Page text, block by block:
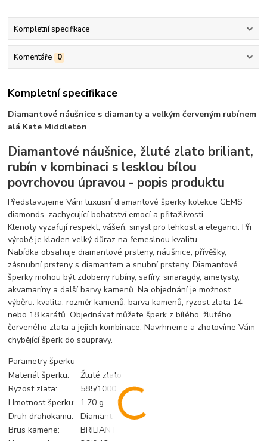
Kompletní specifikace
Komentáře 0
Kompletní specifikace
Diamantové náušnice s diamanty a velkým červeným rubínem
alá Kate Middleton
Diamantové náušnice, žluté zlato briliant,
rubín v kombinaci s lesklou bílou
povrchovou úpravou - popis produktu
Představujeme Vám luxusní diamantové šperky kolekce GEMS
diamonds, zachycující bohatství emocí a přitažlivosti.
Klenoty vyzařují respekt, vášeň, smysl pro lehkost a eleganci. Při
výrobě je kladen velký důraz na řemeslnou kvalitu.
Nabídka obsahuje diamantové prsteny, náušnice, přívěšky,
zásnubní prsteny s diamantem a snubní prsteny. Diamantové
šperky mohou být zdobeny rubíny, safíry, smaragdy, ametysty,
akvamaríny a další barvy kamenů. Na objednání je možnost
výběru: kvalita, rozměr kamenů, barva kamenů, ryzost zlata 14
nebo 18 karátů. Objednávat můžete šperk z bílého, žlutého,
červeného zlata a jejich kombinace. Navrhneme a zhotovíme Vám
chybějící šperk do soupravy.
Parametry šperku
Materiál šperku:
Žluté zlato
Ryzost zlata:
585/1000
Hmotnost šperku: 1.70 g
Druh drahokamu:
Diamant
Brus kamene:
BRILIANT